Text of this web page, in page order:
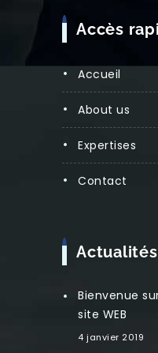
Accès
Accueil
About us
Expertises
Contact
Actualités
Bienvenue
site WEB
4 janvier 2019